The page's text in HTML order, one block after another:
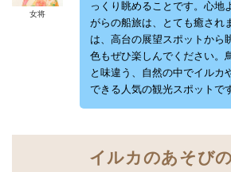
女将
っくり眺めることです。心地
がらの船旅は、とても癒され
は、高台の展望スポットから
色もぜひ楽しんでください。
と味違う、自然の中でイルカ
できる人気の観光スポットで
イルカのあそび